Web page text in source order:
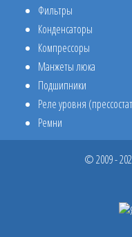
Фильтры
Конденсаторы
Компрессоры
Манжеты люка
Подшипники
Реле уровня
Ремни
© 2009 -